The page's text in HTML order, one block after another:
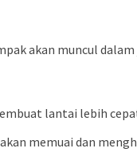
akan muncul
lantai lebih
memuai dan